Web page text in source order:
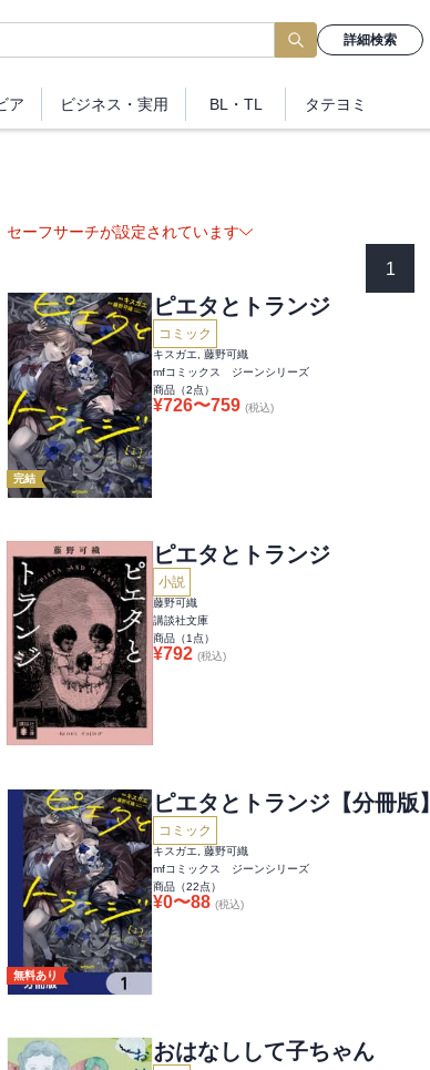
詳細検索
ア ビジネス ・実用 BL・TL タテヨミ
セーフサーチが設定されています
1
完結
ピエタとトランジ
コミック
キスガエ, 藤野可織
mfコミックス ジーンシリーズ
商品（2点）
¥726〜759 (税込)
ピエタとトランジ
小説
藤野可織
講談社文庫
商品（1 点）
¥792 (税込)
無料あり
ピエタとトランジ【分冊版】
コミック
キスガエ, 藤野可織
mfコミックス ジーンシリーズ
商品（22点）
¥0〜88 (税込)
おはなしして子ちゃん